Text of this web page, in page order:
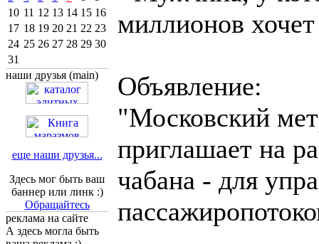
10 11 12 13 14 15 16
17 18 19 20 21 22 23
24 25 26 27 28 29 30
31
наши друзья (main)
еще наши друзья...
Здесь мог быть ваш
баннер или линк :)
Обращайтесь
реклама на сайте
А здесь могла быть
миллионов
Объявление:
"Московский
приглашает на
чабана - для